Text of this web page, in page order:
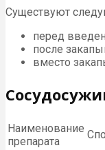
Существуют
перед
после
вместо
Наименование
препарата